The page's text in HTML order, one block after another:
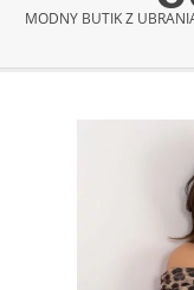
MODNY BUTIK Z